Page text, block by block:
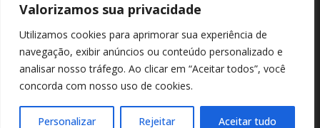
Valorizamos sua privacidade
Utilizamos cookies para aprimorar sua experiência de
navegação, exibir anúncios ou conteúdo personalizado e
analisar nosso tráfego. Ao clicar em “Aceitar todos”, você
concorda com nosso uso de cookies.
Personalizar Rejeitar Aceitar tudo
SOLUÇÕES DIGITAIS |
CRIAÇÃO DE SITES